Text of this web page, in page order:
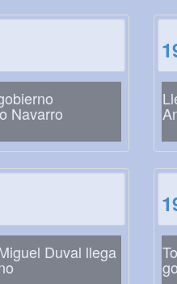
Navarro
Duval llega